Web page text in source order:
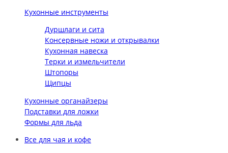
Кухонные инструменты
Дуршлаги и сита
Консервные ножи и открывалки
Кухонная навеска
Терки и измельчители
Штопоры
Щипцы
Кухонные органайзеры
Подставки для ложки
Формы для льда
Все для чая и кофе